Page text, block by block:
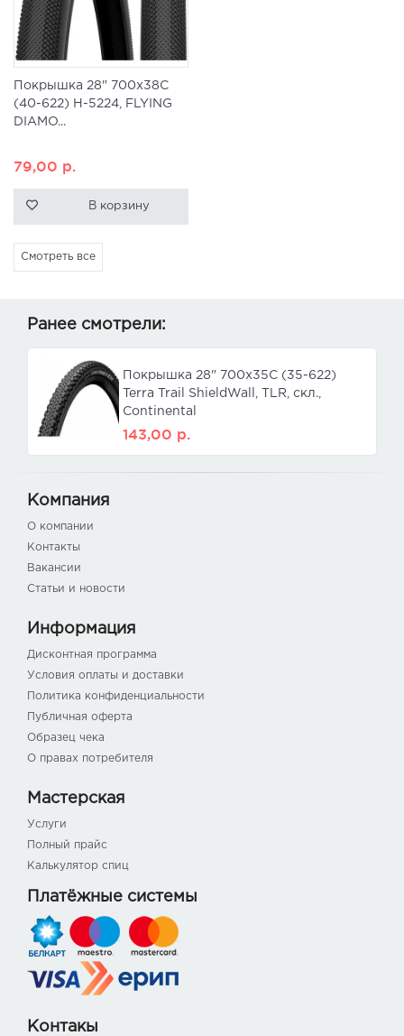
Покрышка 28" 700x38C
(40-622) H-5224, FLYING
DIAMO...
79,00 р.
В корзину
Смотреть все
Ранее смотрели:
Покрышка 28" 700x35C (35-622)
Terra Trail ShieldWall, TLR, скл.,
Continental
143,00 р.
Компания
О компании
Контакты
Вакансии
Статьи и новости
Информация
Дисконтная программа
Условия оплаты и доставки
Политика конфиденциальности
Публичная оферта
Образец чека
О правах потребителя
Мастерская
Услуги
Полный прайс
Калькулятор спиц
Платёжные системы
Контакы